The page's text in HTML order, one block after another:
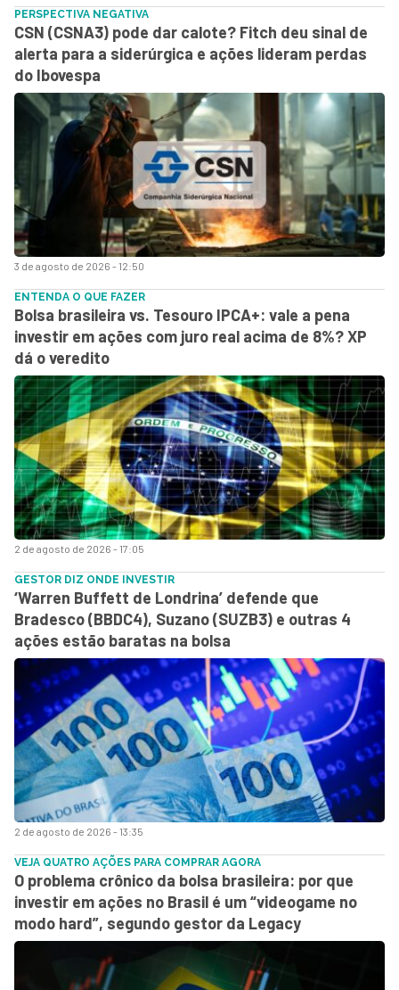
3 de agosto de 2026 - 12:50
PERSPECTIVA NEGATIVA
CSN (CSNA3) pode dar calote? Fitch deu sinal de
alerta para a siderúrgica e ações lideram perdas
do Ibovespa
2 de agosto de 2026 - 17:05
ENTENDA O QUE FAZER
Bolsa brasileira vs. Tesouro IPCA+: vale a pena
investir em ações com juro real acima de 8%? XP
dá o veredito
2 de agosto de 2026 - 13:35
GESTOR DIZ ONDE INVESTIR
‘Warren Buffett de Londrina’ defende que
Bradesco (BBDC4), Suzano (SUZB3) e outras 4
ações estão baratas na bolsa
VEJA QUATRO AÇÕES PARA COMPRAR AGORA
O problema crônico da bolsa brasileira: por que
investir em ações no Brasil é um “videogame no
modo hard”, segundo gestor da Legacy